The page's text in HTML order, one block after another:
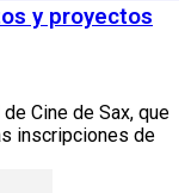
y proyectos
Cine de Sax, que
inscripciones de